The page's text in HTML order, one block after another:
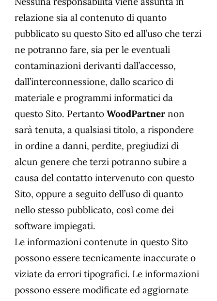
relazione sia al contenuto di quanto
pubblicato su questo Sito ed all’uso che terzi
ne potranno fare, sia per le eventuali
contaminazioni derivanti dall’accesso,
dall’interconnessione, dallo scarico di
materiale e programmi informatici da
questo Sito. Pertanto WoodPartner non
sarà tenuta, a qualsiasi titolo, a rispondere
in ordine a danni, perdite, pregiudizi di
alcun genere che terzi potranno subire a
causa del contatto intervenuto con questo
Sito, oppure a seguito dell’uso di quanto
nello stesso pubblicato, così come dei
software impiegati.
Le informazioni contenute in questo Sito
possono essere tecnicamente inaccurate o
viziate da errori tipografici. Le informazioni
possono essere modificate ed aggiornate